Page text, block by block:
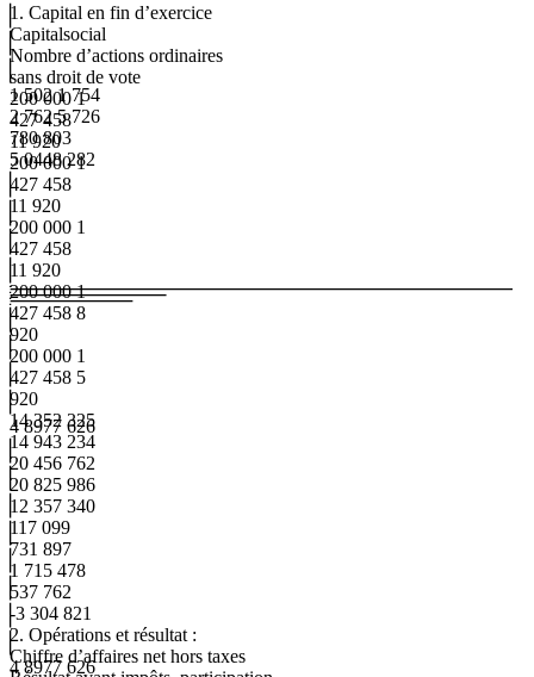
1 502 1 754
2 762 5 726
780 803
5 0448 282
4 8977 626
4 8977 626
1. Capital en fin d’exercice
Capitalsocial
Nombre d’actions ordinaires
sans droit de vote
200 000 1
427 458
11 920
200 000 1
427 458
11 920
200 000 1
427 458
11 920
200 000 1
427 458 8
920
200 000 1
427 458 5
920
14 352 325
14 943 234
20 456 762
20 825 986
12 357 340
117 099
731 897
1 715 478
537 762
-3 304 821
2. Opérations et résultat :
Chiffre d’affaires net hors taxes